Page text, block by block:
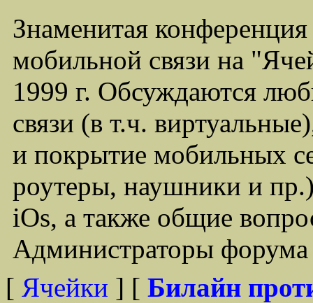
Знаменитая
мобильной связи на
1999 г. Обсуждаются
связи (в т.ч.
и покрытие мобильных
роутеры, наушники и
iOs, а также общие
Администраторы
[ Ячейки ] [ Билайн